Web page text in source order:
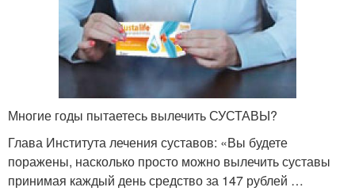
Многие годы пытаетесь вылечить СУСТАВЫ?
Глава Института лечения суставов: «Вы будете
поражены, насколько просто можно вылечить суставы
принимая каждый день средство за 147 рублей …